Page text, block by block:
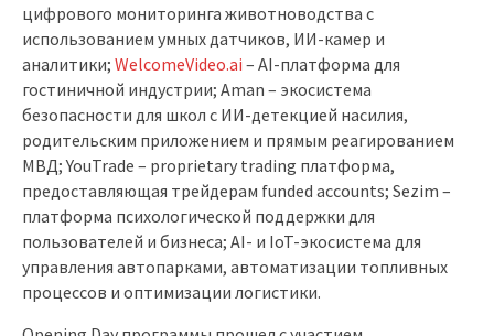
цифрового мониторинга животноводства с
использованием умных датчиков, ИИ-камер и
аналитики; WelcomeVideo.ai – AI-платформа для
гостиничной индустрии; Aman – экосистема
безопасности для школ с ИИ-детекцией насилия,
родительским приложением и прямым реагированием
МВД; YouTrade – proprietary trading платформа,
предоставляющая трейдерам funded accounts; Sezim –
платформа психологической поддержки для
пользователей и бизнеса; AI- и IoT-экосистема для
управления автопарками, автоматизации топливных
процессов и оптимизации логистики.